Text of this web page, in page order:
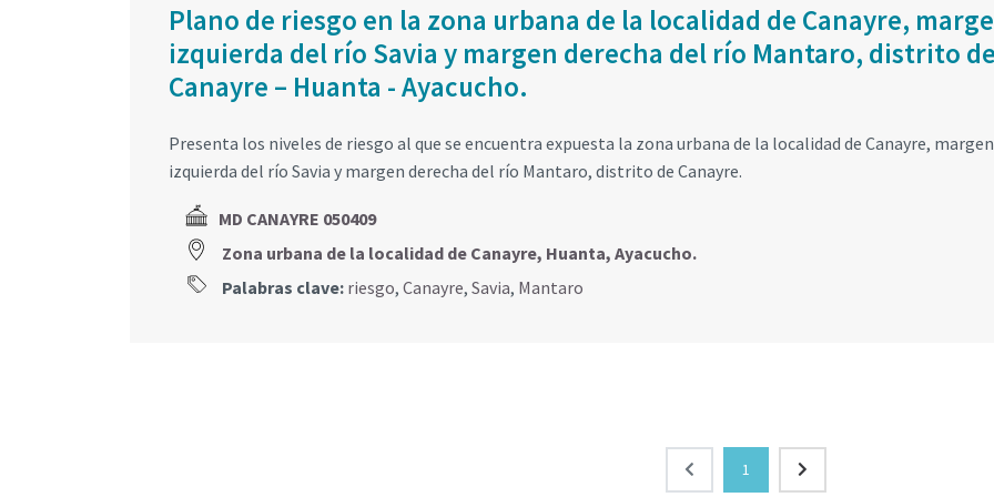
Plano de riesgo en la zona urbana de la localidad de Canayre,
izquierda del río Savia y margen derecha del río Mantaro, distrito
Canayre – Huanta - Ayacucho.
Presenta los niveles de riesgo al que se encuentra expuesta la zona urbana de la localidad de Canayre, margen
izquierda del río Savia y margen derecha del río Mantaro, distrito de Canayre.
MD CANAYRE 050409
Zona urbana de la localidad de Canayre, Huanta, Ayacucho.
Palabras clave: riesgo, Canayre, Savia, Mantaro
1